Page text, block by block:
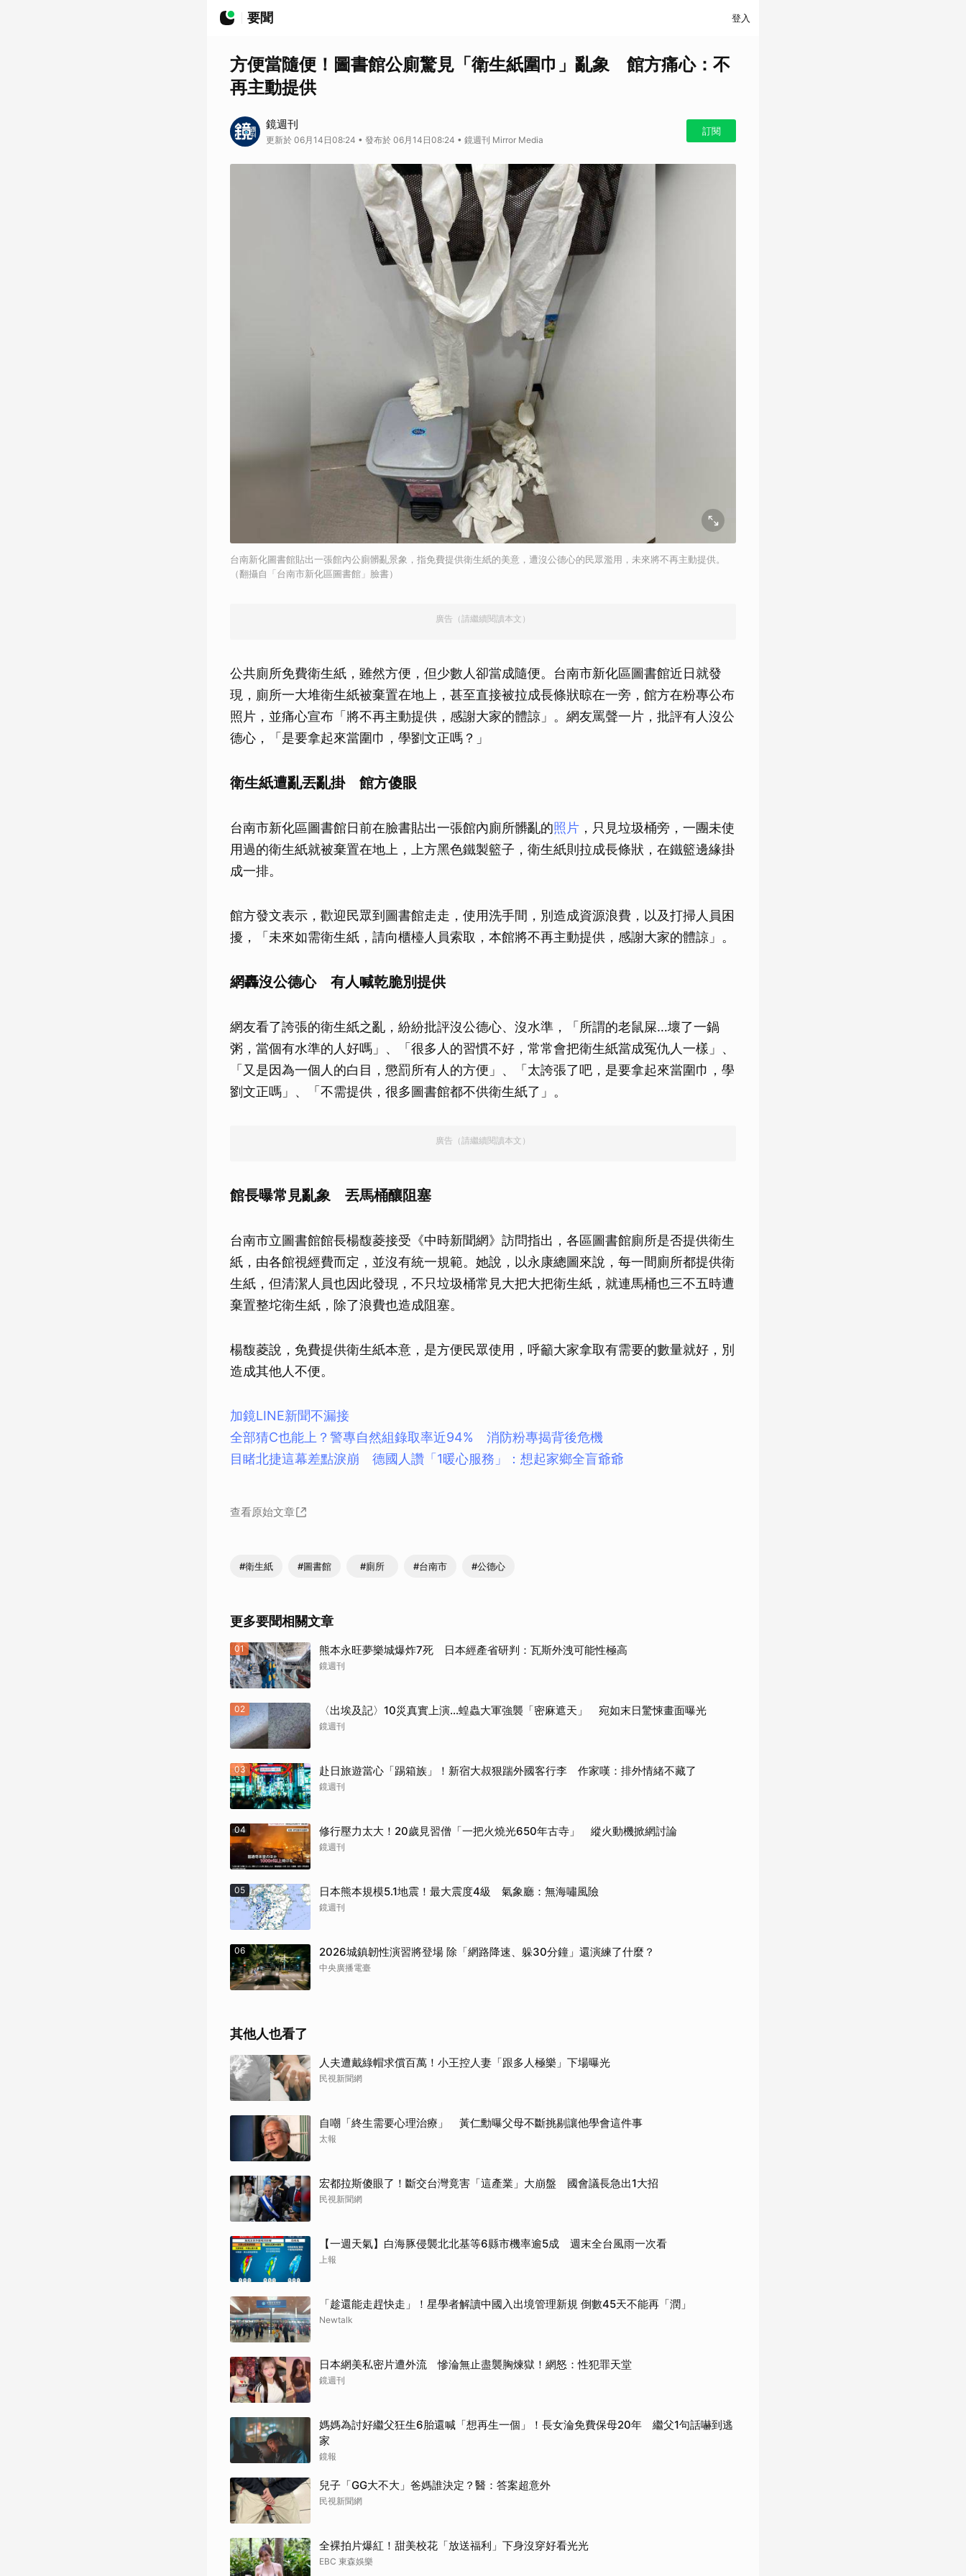
要聞 登入
方便當隨便！圖書館公廁驚見「衛生紙圍巾」亂象 館方痛心：不
再主動提供
鏡週刊
更新於 06月14日08:24 • 發布於 06月14日08:24 • 鏡週刊 Mirror Media
訂閱
台南新化圖書館貼出一張館內公廁髒亂景象，指免費提供衛生紙的美意，遭沒公德心的民眾濫用，未來將不再主動提供。
（翻攝自「台南市新化區圖書館」臉書）
廣告（請繼續閱讀本文）
公共廁所免費衛生紙，雖然方便，但少數人卻當成隨便。台南市新化區圖書館近日就發
現，廁所一大堆衛生紙被棄置在地上，甚至直接被拉成長條狀晾在一旁，館方在粉專公布
照片，並痛心宣布「將不再主動提供，感謝大家的體諒」。網友罵聲一片，批評有人沒公
德心，「是要拿起來當圍巾，學劉文正嗎？」
衛生紙遭亂丟亂掛 館方傻眼
台南市新化區圖書館日前在臉書貼出一張館內廁所髒亂的照片 ，只見垃圾桶旁，一團未使
用過的衛生紙就被棄置在地上，上方黑色鐵製籃子，衛生紙則拉成長條狀，在鐵籃邊緣掛
成一排。
館方發文表示，歡迎民眾到圖書館走走，使用洗手間，別造成資源浪費，以及打掃人員困
擾，「未來如需衛生紙，請向櫃檯人員索取，本館將不再主動提供，感謝大家的體諒」。
網轟沒公德心 有人喊乾脆別提供
網友看了誇張的衛生紙之亂，紛紛批評沒公德心、沒水準，「所謂的老鼠屎…壞了一鍋
粥，當個有水準的人好嗎」、「很多人的習慣不好，常常會把衛生紙當成冤仇人一樣」、
「又是因為一個人的白目，懲罰所有人的方便」、「太誇張了吧，是要拿起來當圍巾，學
劉文正嗎」、「不需提供，很多圖書館都不供衛生紙了」。
廣告（請繼續閱讀本文）
館長曝常見亂象 丟馬桶釀阻塞
台南市立圖書館館長楊馥菱接受《中時新聞網》訪問指出，各區圖書館廁所是否提供衛生
紙，由各館視經費而定，並沒有統一規範。她說，以永康總圖來說，每一間廁所都提供衛
生紙，但清潔人員也因此發現，不只垃圾桶常見大把大把衛生紙，就連馬桶也三不五時遭
棄置整坨衛生紙，除了浪費也造成阻塞。
楊馥菱說，免費提供衛生紙本意，是方便民眾使用，呼籲大家拿取有需要的數量就好，別
造成其他人不便。
加鏡LINE新聞不漏接
全部猜C也能上？警專自然組錄取率近94% 消防粉專揭背後危機
目睹北捷這幕差點淚崩 德國人讚「1暖心服務」：想起家鄉全盲爺爺
查看原始文章
#衛生紙 #圖書館 #廁所 #台南市 #公德心
更多要聞相關文章
01 熊本永旺夢樂城爆炸7死 日本經產省研判：瓦斯外洩可能性極高
鏡週刊
02 〈出埃及記〉10災真實上演…蝗蟲大軍強襲「密麻遮天」 宛如末日驚悚畫面曝光
鏡週刊
03 赴日旅遊當心「踢箱族」！新宿大叔狠踹外國客行李 作家嘆：排外情緒不藏了
鏡週刊
04 修行壓力太大！20歲見習僧「一把火燒光650年古寺」 縱火動機掀網討論
鏡週刊
05 日本熊本規模5.1地震！最大震度4級 氣象廳：無海嘯風險
鏡週刊
06 2026城鎮韌性演習將登場 除「網路降速、躲30分鐘」還演練了什麼？
中央廣播電臺
其他人也看了
人夫遭戴綠帽求償百萬！小王控人妻「跟多人極樂」下場曝光
民視新聞網
自嘲「終生需要心理治療」 黃仁勳曝父母不斷挑剔讓他學會這件事
太報
宏都拉斯傻眼了！斷交台灣竟害「這產業」大崩盤 國會議長急出1大招
民視新聞網
【一週天氣】白海豚侵襲北北基等6縣市機率逾5成 週末全台風雨一次看
上報
「趁還能走趕快走」！星學者解讀中國入出境管理新規 倒數45天不能再「潤」
Newtalk
日本網美私密片遭外流 慘淪無止盡襲胸煉獄！網怒：性犯罪天堂
鏡週刊
媽媽為討好繼父狂生6胎還喊「想再生一個」！長女淪免費保母20年 繼父1句話嚇到逃
家
鏡報
兒子「GG大不大」爸媽誰決定？醫：答案超意外
民視新聞網
全裸拍片爆紅！甜美校花「放送福利」下身沒穿好看光光
EBC 東森娛樂